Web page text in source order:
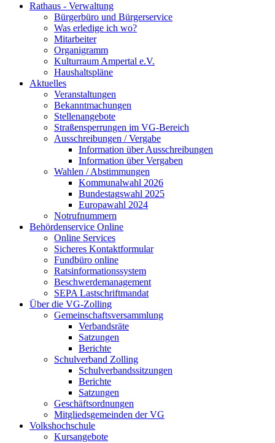
Rathaus - Verwaltung
Bürgerbüro und Bürgerservice
Was erledige ich wo?
Mitarbeiter
Organigramm
Kulturraum Ampertal e.V.
Haushaltspläne
Aktuelles
Veranstaltungen
Bekanntmachungen
Stellenangebote
Straßensperrungen im VG-Bereich
Ausschreibungen / Vergabe
Information über Ausschreibungen
Information über Vergaben
Wahlen / Abstimmungen
Kommunalwahl 2026
Bundestagswahl 2025
Europawahl 2024
Notrufnummern
Behördenservice Online
Online Services
Sicheres Kontaktformular
Fundbüro online
Ratsinformationssystem
Beschwerdemanagement
SEPA Lastschriftmandat
Über die VG-Zolling
Gemeinschaftsversammlung
Verbandsräte
Satzungen
Berichte
Schulverband Zolling
Schulverbandssitzungen
Berichte
Satzungen
Geschäftsordnungen
Mitgliedsgemeinden der VG
Volkshochschule
Kursangebote